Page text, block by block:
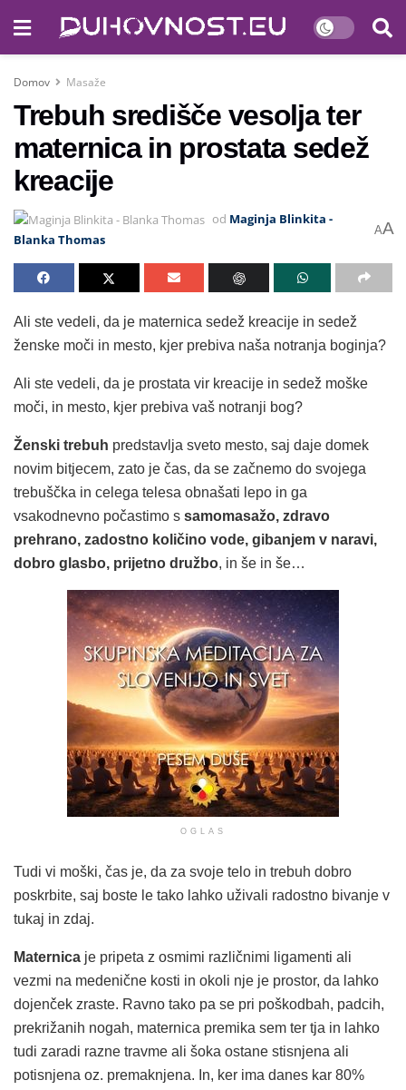
Domov Masaže
Trebuh središče vesolja ter
maternica in prostata sedež
kreacije
od Maginja Blinkita -
Blanka Thomas
AA
Ali ste vedeli, da je maternica sedež kreacije in sedež
ženske moči in mesto, kjer prebiva naša notranja boginja?
Ali ste vedeli, da je prostata vir kreacije in sedež moške
moči, in mesto, kjer prebiva vaš notranji bog?
Ženski trebuh predstavlja sveto mesto, saj daje domek
novim bitjecem, zato je čas, da se začnemo do svojega
trebuščka in celega telesa obnašati lepo in ga
vsakodnevno počastimo s samomasažo, zdravo
prehrano, zadostno količino vode, gibanjem v naravi,
dobro glasbo, prijetno družbo, in še in še…
OGLAS
Tudi vi moški, čas je, da za svoje telo in trebuh dobro
poskrbite, saj boste le tako lahko uživali radostno bivanje v
tukaj in zdaj.
Maternica je pripeta z osmimi različnimi ligamenti ali
vezmi na medenične kosti in okoli nje je prostor, da lahko
dojenček zraste. Ravno tako pa se pri poškodbah, padcih,
prekrižanih nogah, maternica premika sem ter tja in lahko
tudi zaradi razne travme ali šoka ostane stisnjena ali
potisnjena oz. premaknjena. In, ker ima danes kar 80%